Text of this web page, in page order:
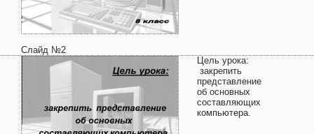
Слайд №2
Цель урока:
закрепить
представление
об основных
составляющих
компьютера.